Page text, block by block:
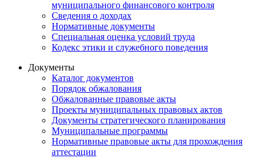
муниципального финансового контроля
Сведения о доходах
Нормативные документы
Специальная оценка условий труда
Кодекс этики и служебного поведения
Документы
Каталог документов
Порядок обжалования
Обжалованные правовые акты
Проекты муниципальных правовых актов
Документы стратегического планирования
Муниципальные программы
Нормативные правовые акты для прохождения
аттестации